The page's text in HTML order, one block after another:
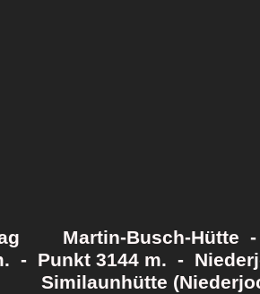
Martin-Busch-Hütte -
- Punkt 3144 m. -
Similaunhütte